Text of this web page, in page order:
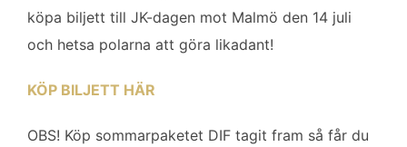
köpa biljett till JK-dagen mot Malmö den 14 juli
och hetsa polarna att göra likadant!
KÖP BILJETT HÄR
OBS! Köp sommarpaketet DIF tagit fram så får du